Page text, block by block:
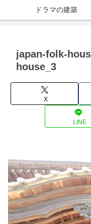
ドラマの建築
japan-folk-
house_3
X
LINE